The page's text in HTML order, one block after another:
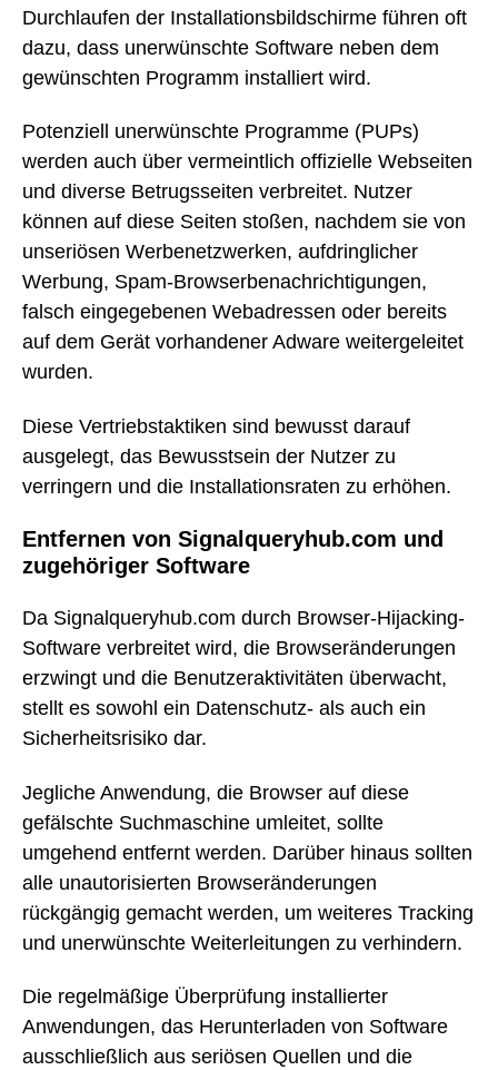
Durchlaufen der Installationsbildschirme führen oft
dazu, dass unerwünschte Software neben dem
gewünschten Programm installiert wird.
Potenziell unerwünschte Programme (PUPs)
werden auch über vermeintlich offizielle Webseiten
und diverse Betrugsseiten verbreitet. Nutzer
können auf diese Seiten stoßen, nachdem sie von
unseriösen Werbenetzwerken, aufdringlicher
Werbung, Spam-Browserbenachrichtigungen,
falsch eingegebenen Webadressen oder bereits
auf dem Gerät vorhandener Adware weitergeleitet
wurden.
Diese Vertriebstaktiken sind bewusst darauf
ausgelegt, das Bewusstsein der Nutzer zu
verringern und die Installationsraten zu erhöhen.
Entfernen von Signalqueryhub.com und
zugehöriger Software
Da Signalqueryhub.com durch Browser-Hijacking-
Software verbreitet wird, die Browseränderungen
erzwingt und die Benutzeraktivitäten überwacht,
stellt es sowohl ein Datenschutz- als auch ein
Sicherheitsrisiko dar.
Jegliche Anwendung, die Browser auf diese
gefälschte Suchmaschine umleitet, sollte
umgehend entfernt werden. Darüber hinaus sollten
alle unautorisierten Browseränderungen
rückgängig gemacht werden, um weiteres Tracking
und unerwünschte Weiterleitungen zu verhindern.
Die regelmäßige Überprüfung installierter
Anwendungen, das Herunterladen von Software
ausschließlich aus seriösen Quellen und die